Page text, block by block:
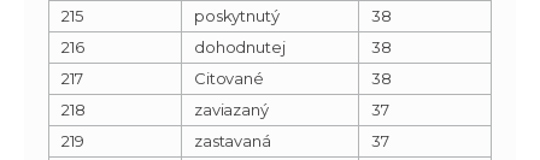
215
poskytnutý
38
216
dohodnutej
38
217
Citované
38
218
zaviazaný
37
219
zastavaná
37